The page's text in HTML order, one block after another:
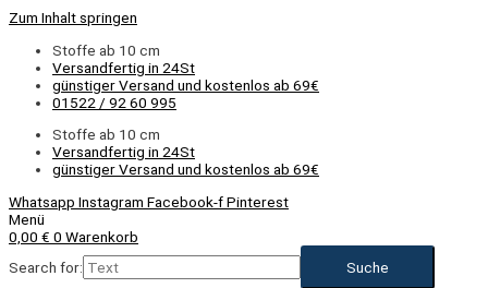
Zum Inhalt springen
Stoffe ab 10 cm
Versandfertig in 24St
günstiger Versand und kostenlos ab 69€
01522 / 92 60 995
Stoffe ab 10 cm
Versandfertig in 24St
günstiger Versand und kostenlos ab 69€
Whatsapp Instagram Facebook-fPinterest
Menü
0,00 € 0 Warenkorb
Search for: